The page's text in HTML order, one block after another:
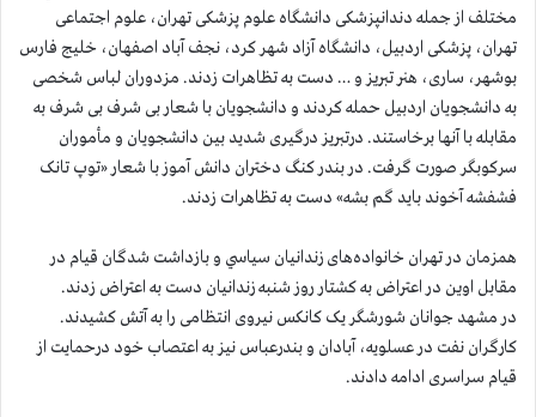
مختلف از جمله دندانپزشکی دانشگاه علوم پزشکی تهران، علوم اجتماعی
تهران، پزشکی اردبیل، دانشگاه آزاد شهر کرد، نجف آباد اصفهان، خلیج فارس
بوشهر، ساری، هنر تبريز و … دست به تظاهرات زدند. مزدوران لباس شخصی
به دانشجویان اردبیل حمله کردند و دانشجویان با شعار بی شرف بی شرف به
مقابله با آنها برخاستند. درتبریز درگیری شدید بین دانشجویان و مأموران
سرکوبگر صورت گرفت. در بندر کنگ دختران دانش آموز با شعار «توپ تانک
فشفشه آخوند باید گم بشه» دست به تظاهرات زدند.
همزمان در تهران خانواده‌های زندانيان سياسي و بازداشت شدگان قیام در
مقابل اوين در اعتراض به كشتار روز شنبه زندانيان دست به اعتراض زدند.
در مشهد جوانان شورشگر یک کانکس نیروی انتظامی را به آتش کشیدند.
کارگران نفت در عسلویه، آبادان و بندرعباس نیز به اعتصاب خود درحمایت از
قیام سراسری ادامه دادند.